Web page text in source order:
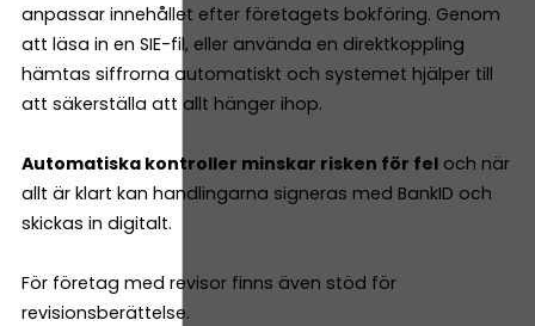
anpassar innehållet efter företagets bokföring. Genom
att läsa in en SIE-fil, eller använda en direktkoppling
hämtas siffrorna automatiskt och systemet hjälper till
att säkerställa att allt hänger ihop.
Automatiska kontroller minskar risken för fel och när
allt är klart kan handlingarna signeras med BankID och
skickas in digitalt.
För företag med revisor finns även stöd för
revisionsberättelse.